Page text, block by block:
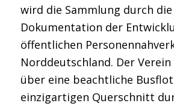
wird die Sammlung durch die
Dokumentation der
öffentlichen
Norddeutschland. Der
über eine beachtliche
einzigartigen Querschnitt